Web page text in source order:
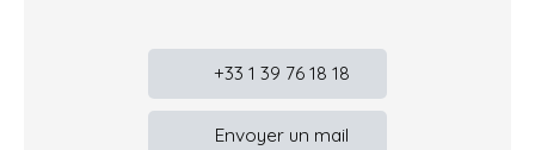
+33 1 39 76 18 18
Envoyer un mail